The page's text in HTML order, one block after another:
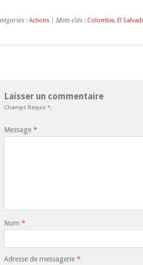
: Actions | Mots-clés : Colombie, El
Laisser un commentaire
Champs Requis *.
Message *
Nom *
Adresse de messagerie *